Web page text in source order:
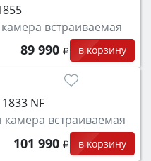
встраиваемая
89 990 в корзину
1833 NF
встраиваемая
101 990 в корзину